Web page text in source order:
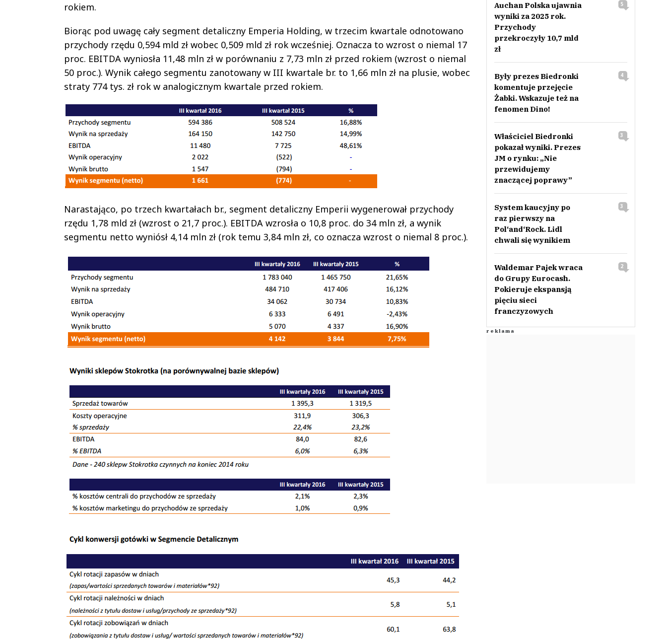
rokiem.
Biorąc pod uwagę cały segment detaliczny Emperia Holding, w trzecim kwartale odnotowano
przychody rzędu 0,594 mld zł wobec 0,509 mld zł rok wcześniej. Oznacza to wzrost o niemal 17
proc. EBITDA wyniosła 11,48 mln zł w porównaniu z 7,73 mln zł przed rokiem (wzrost o niemal
50 proc.). Wynik całego segmentu zanotowany w III kwartale br. to 1,66 mln zł na plusie, wobec
straty 774 tys. zł rok w analogicznym kwartale przed rokiem.
Narastająco, po trzech kwartałach br., segment detaliczny Emperii wygenerował przychody
rzędu 1,78 mld zł (wzrost o 21,7 proc.). EBITDA wzrosła o 10,8 proc. do 34 mln zł, a wynik
segmentu netto wyniósł 4,14 mln zł (rok temu 3,84 mln zł, co oznacza wzrost o niemal 8 proc.).
Auchan Polska ujawnia
wyniki za 2025 rok.
Przychody
przekroczyły 10,7 mld
zł
5
Były prezes Biedronki
komentuje przejęcie
Żabki. Wskazuje też na
fenomen Dino!
4
Właściciel Biedronki
pokazał wyniki. Prezes
JM o rynku: „Nie
przewidujemy
znaczącej poprawy”
3
System kaucyjny po
raz pierwszy na
Pol‘and‘Rock. Lidl
chwali się wynikiem
3
Waldemar Pajek wraca
do Grupy Eurocash.
Pokieruje ekspansją
pięciu sieci
franczyzowych
2